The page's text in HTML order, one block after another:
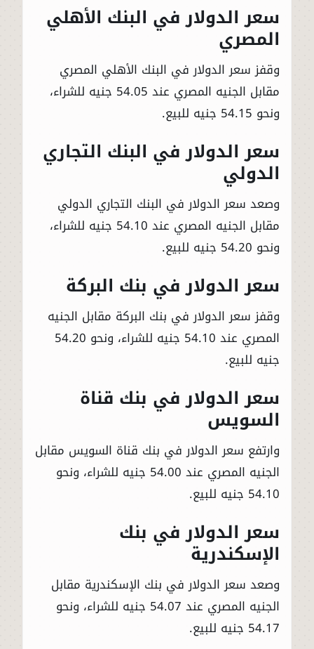
سعر الدولار في البنك الأهلي
المصري
وقفز سعر الدولار في البنك الأهلي المصري
مقابل الجنيه المصري عند 54.05 جنيه للشراء،
ونحو 54.15 جنيه للبيع.
سعر الدولار في البنك التجاري
الدولي
وصعد سعر الدولار في البنك التجاري الدولي
مقابل الجنيه المصري عند 54.10 جنيه للشراء،
ونحو 54.20 جنيه للبيع.
سعر الدولار في بنك البركة
وقفز سعر الدولار في بنك البركة مقابل الجنيه
المصري عند 54.10 جنيه للشراء، ونحو 54.20
جنيه للبيع.
سعر الدولار في بنك قناة
السويس
وارتفع سعر الدولار في بنك قناة السويس مقابل
الجنيه المصري عند 54.00 جنيه للشراء، ونحو
54.10 جنيه للبيع.
سعر الدولار في بنك
الإسكندرية
وصعد سعر الدولار في بنك الإسكندرية مقابل
الجنيه المصري عند 54.07 جنيه للشراء، ونحو
54.17 جنيه للبيع.